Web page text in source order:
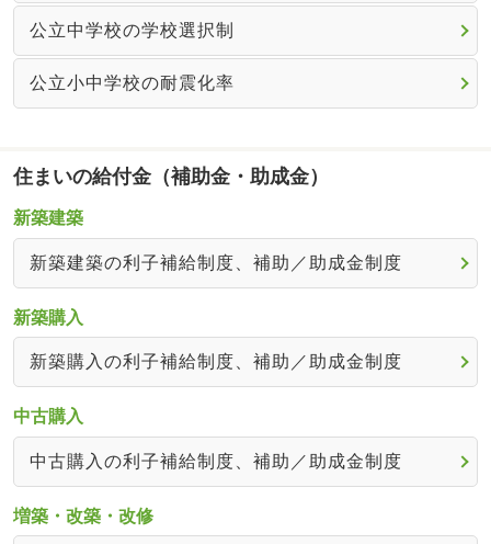
公立中学校の学校選択制
公立小中学校の耐震化率
住まいの給付金（補助金・助成金）
新築建築
新築建築の利子補給制度、補助／助成金制度
新築購入
新築購入の利子補給制度、補助／助成金制度
中古購入
中古購入の利子補給制度、補助／助成金制度
増築・改築・改修